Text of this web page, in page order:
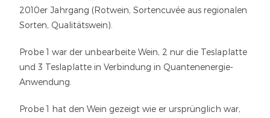
2010er Jahrgang (Rotwein, Sortencuvée aus regionalen
Sorten, Qualitätswein).
Probe 1 war der unbearbeite Wein, 2 nur die Teslaplatte
und 3 Teslaplatte in Verbindung in Quantenenergie-
Anwendung.
Probe 1 hat den Wein gezeigt wie er ursprünglich war,